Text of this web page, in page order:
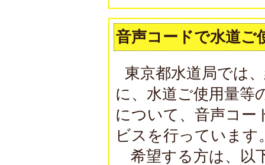
音声コードで水道ご
東京都水道局では
に、水道ご使用量等
について、音声コー
ビスを行っています
希望する方は、以